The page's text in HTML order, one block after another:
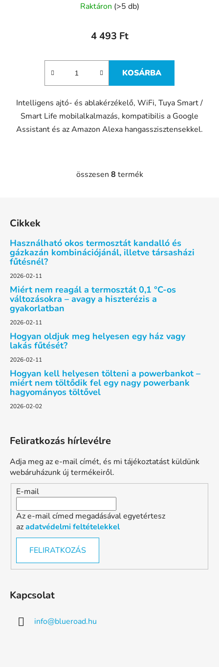
Raktáron (>5 db)
4 493 Ft
KOSÁRBA
Intelligens ajtó- és ablakérzékelő, WiFi, Tuya Smart /
Smart Life mobilalkalmazás, kompatibilis a Google
Assistant és az Amazon Alexa hangasszisztensekkel.
L
r
á
í
t
l
e
i
összesen 8 termék
Cikkek
Használható okos termosztát kandalló és
gázkazán kombinációjánál, illetve társasházi
fűtésnél?
2026-02-11
Miért nem reagál a termosztát 0,1 °C-os
változásokra – avagy a hiszterézis a
gyakorlatban
2026-02-11
Hogyan oldjuk meg helyesen egy ház vagy
lakás fűtését?
2026-02-11
Hogyan kell helyesen tölteni a powerbankot –
miért nem töltődik fel egy nagy powerbank
hagyományos töltővel
2026-02-02
Feliratkozás hírlevélre
Adja meg az e-mail címét, és mi tájékoztatást küldünk
webáruházunk új termékeiről.
E-mail
Az e-mail címed megadásával egyetértesz
azadatvédelmi feltételekkel
FELIRATKOZÁS
Kapcsolat
info@blueroad.hu